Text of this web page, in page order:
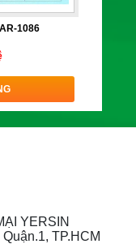
1086
YERSIN
TP.HCM